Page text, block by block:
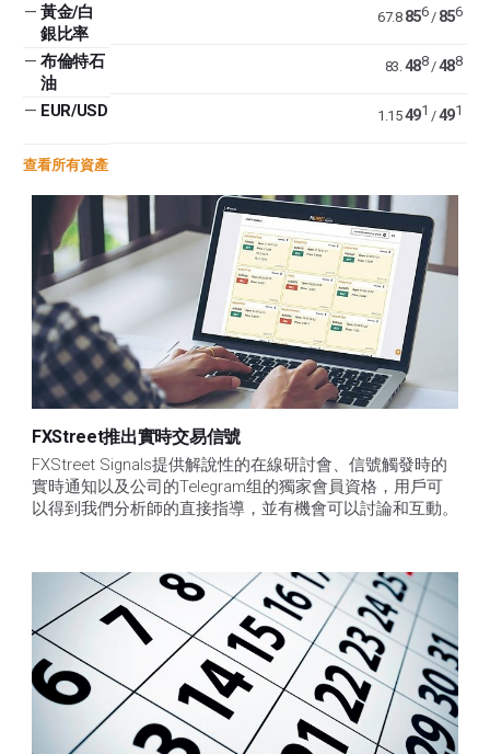
— 黃金/白
銀比率
67.8 856/ 856
— 布倫特石
油
83. 488/488
— EUR/USD 1.15 491 /491
查看所有資產
FXStreet推出實時交易信號
FXStreet Signals提供解說性的在線研討會、信號觸發時的
實時通知以及公司的Telegram组的獨家會員資格，用戶可
以得到我們分析師的直接指導，並有機會可以討論和互動。